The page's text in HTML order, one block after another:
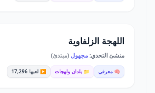
اللهجة الزلفاوية
منشئ التحدي:مجهول (مبتدئ)
🧠 معرفي 📁 بلدان ولهجات ▶️ لعبها 17,296